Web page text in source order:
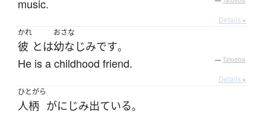
music.
Details ▸
かれ
彼 とは
おさな
幼なじみです。
He is a childhood friend. — Tatoeba
Details ▸
ひとがら
人柄 がにじみ出ている。